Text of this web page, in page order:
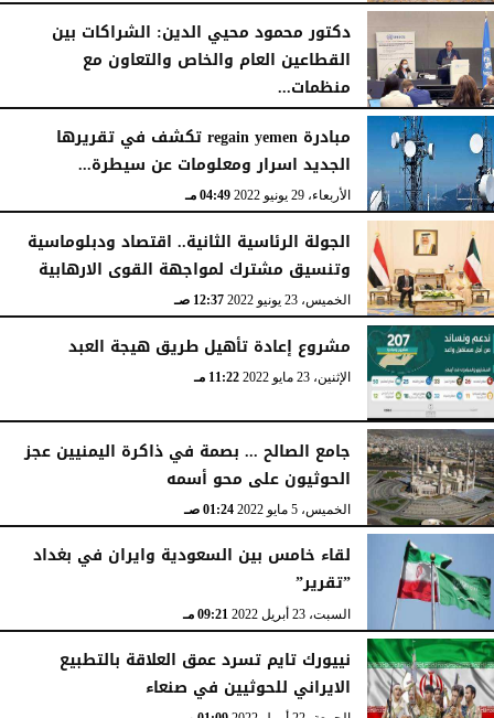
الخميس، 21 ديسمبر 2023
دكتور محمود محيي الدين: الشراكات بين
القطاعين العام والخاص والتعاون مع
منظمات...
الثلاثاء، 18 أكتوبر 2022 08:12 صـ
مبادرة regain yemen تكشف في تقريرها
الجديد اسرار ومعلومات عن سيطرة...
الأربعاء، 29 يونيو 2022 04:49 مـ
الجولة الرئاسية الثانية.. اقتصاد ودبلوماسية
وتنسيق مشترك لمواجهة القوى الارهابية
الخميس، 23 يونيو 2022 12:37 صـ
مشروع إعادة تأهيل طريق هيجة العبد
الإثنين، 23 مايو 2022 11:22 مـ
جامع الصالح ... بصمة في ذاكرة اليمنيين عجز
الحوثيون على محو أسمه
الخميس، 5 مايو 2022 01:24 صـ
لقاء خامس بين السعودية وايران في بغداد
”تقرير”
السبت، 23 أبريل 2022 09:21 مـ
نييورك تايم تسرد عمق العلاقة بالتطبيع
الايراني للحوثيين في صنعاء